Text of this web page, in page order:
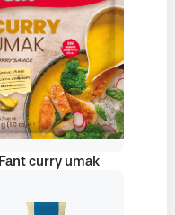
Fant curry umak